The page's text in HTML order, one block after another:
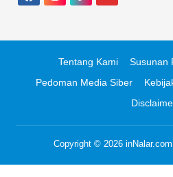
Tentang Kami Susunan
Pedoman Media Siber
Copyright © 2026 inNalar.com